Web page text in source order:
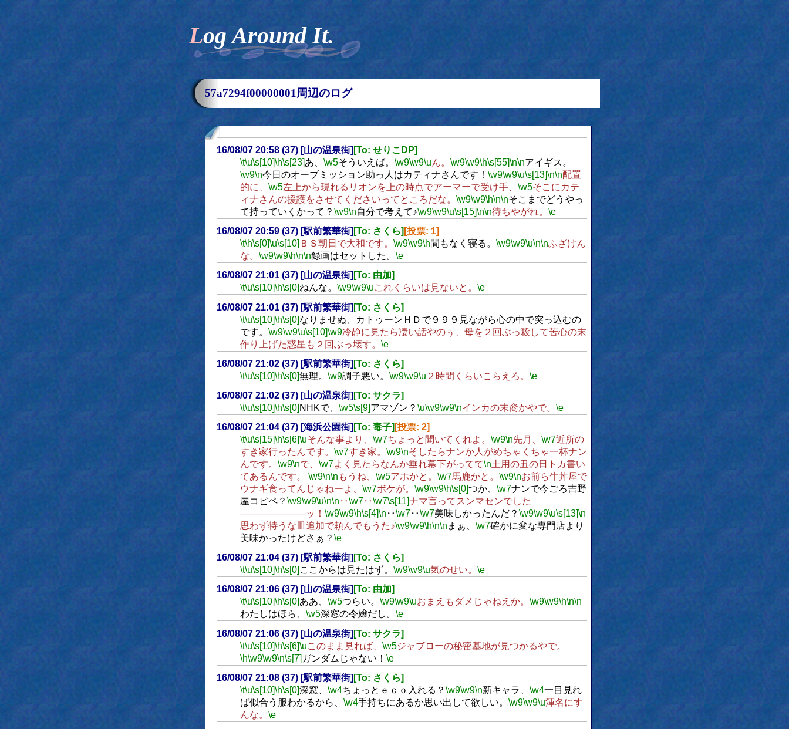
Log Around It.
57a7294f00000001周辺のログ
16/08/07 20:58 (37) [山の温泉街] [To: せりこDP]
\t\u\s[10]\h\s[23]あ、 \w5そういえば。 \w9\w9\uん。 \w9\w9\h\s[55]\n\nアイギス。
\w9\n今日のオーブミッション助っ人はカティナさんです！ \w9\w9\u\s[13]\n\n配置
的に、 \w5左上から現れるリオンを上の時点でアーマーで受け手、 \w5そこにカテ
ィナさんの援護をさせてくださいってところだな。 \w9\w9\h\n\nそこまでどうやっ
て持っていくかって？ \w9\n自分で考えて♪\w9\w9\u\s[15]\n\n待ちやがれ。 \e
16/08/07 20:59 (37) [駅前繁華街] [To: さくら] [投票: 1]
\t\h\s[0]\u\s[10] ＢＳ朝日で大和です。 \w9\w9\h間もなく寝る。 \w9\w9\u\n\nふざけん
な。 \w9\w9\h\n\n録画はセットした。 \e
16/08/07 21:01 (37) [山の温泉街] [To: 由加]
\t\u\s[10]\h\s[0]ねんな。 \w9\w9\uこれくらいは見ないと。 \e
16/08/07 21:01 (37) [駅前繁華街] [To: さくら]
\t\u\s[10]\h\s[0]なりませぬ、カトゥーンＨＤで９９９見ながら心の中で突っ込むの
です。 \w9\w9\u\s[10]\w9冷静に見たら凄い話やのぅ、母を２回ぶっ殺して苦心の末
作り上げた惑星も２回ぶっ壊す。 \e
16/08/07 21:02 (37) [駅前繁華街] [To: さくら]
\t\u\s[10]\h\s[0]無理。 \w9調子悪い。 \w9\w9\u ２時間くらいこらえろ。 \e
16/08/07 21:02 (37) [山の温泉街] [To: サクラ]
\t\u\s[10]\h\s[0] NHKで、 \w5\s[9]アマゾン？ \u\w9\w9\nインカの末裔かやで。 \e
16/08/07 21:04 (37) [海浜公園街] [To: 毒子] [投票: 2]
\t\u\s[15]\h\s[6]\uそんな事より、 \w7ちょっと聞いてくれよ。 \w9\n先月、 \w7近所の
すき家行ったんです。 \w7すき家。 \w9\nそしたらナンか人がめちゃくちゃ一杯ナン
んです。 \w9\nで、 \w7よく見たらなんか垂れ幕下がってて\n土用の丑の日トカ書い
てあるんです。 \w9\n\n もうね、 \w5アホかと。 \w7馬鹿かと。 \w9\nお前ら牛丼屋で
ウナギ食ってんじゃねーよ、 \w7ボケが。 \w9\w9\h\s[0]つか、 \w7ナンで今ごろ吉野
屋コピペ？ \w9\w9\u\n\n ‥\w7‥\w7\s[11]ナマ言ってスンマセンでした
―――――――ッ！ \w9\w9\h\s[4]\n ‥\w7‥\w7美味しかったんだ？ \w9\w9\u\s[13]\n
思わず特うな皿追加で頼んでもうた♪\w9\w9\h\n\n まぁ、 \w7確かに変な専門店より
美味かったけどさぁ？ \e
16/08/07 21:04 (37) [駅前繁華街] [To: さくら]
\t\u\s[10]\h\s[0] ここからは見たはず。 \w9\w9\u気のせい。 \e
16/08/07 21:06 (37) [山の温泉街] [To: 由加]
\t\u\s[10] \h\s[0] ああ、 \w5つらい。 \w9\w9\uおまえもダメじゃねえか。 \w9\w9\h\n\n
わたしはほら、 \w5深窓の令嬢だし。 \e
16/08/07 21:06 (37) [山の温泉街] [To: サクラ]
\t\u\s[10]\h\s[6]\uこのまま見れば、 \w5ジャブローの秘密基地が見つかるやで。
\h\w9\w9\n\s[7] ガンダムじゃない！ \e
16/08/07 21:08 (37) [駅前繁華街] [To: さくら]
\t\u\s[10]\h\s[0]深窓、 \w4ちょっとｅｃｏ入れる？ \w9\w9\n新キャラ、 \w4一目見れ
ば似合う服わかるから、 \w4手持ちにあるか思い出して欲しい。 \w9\w9\u渾名にす
んな。 \e